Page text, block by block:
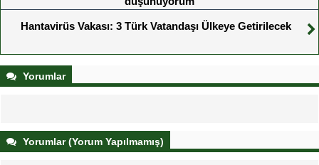
Hantavirüs Vakası: 3 Türk Vatandaşı Ülkeye Getirilecek
Yorumlar
Yorumlar (Yorum Yapılmamış)